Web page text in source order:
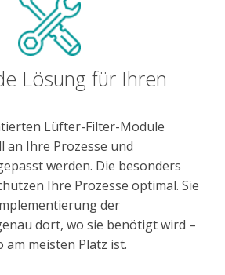
Lösung für Ihren
Lüfter-Filter-Module
an Ihre Prozesse und
werden. Die besonders
Ihre Prozesse optimal. Sie
der
dort, wo sie benötigt wird –
meisten Platz ist.